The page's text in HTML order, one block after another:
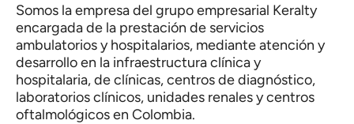
Somos la empresa del grupo empresarial Keralty
encargada de la prestación de servicios
ambulatorios y hospitalarios, mediante atención y
desarrollo en la infraestructura clínica y
hospitalaria, de clínicas, centros de diagnóstico,
laboratorios clínicos, unidades renales y centros
oftalmológicos en Colombia.